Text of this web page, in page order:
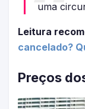
uma
Leitura
cancelado?
Preços